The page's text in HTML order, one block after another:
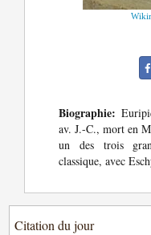
Biographie:
av. J.-C., mort en
un des trois
classique, avec
Citation du jour